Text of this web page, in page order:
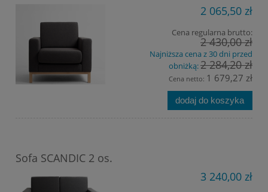
2 065,50 zł
Cena regularna brutto:
2 430,00 zł
Najniższa cena z 30 dni przed
obniżką:2 284,20 zł
Cena netto: 1 679,27 zł
dodaj do koszyka
Sofa SCANDIC 2 os.
3 240,00 zł